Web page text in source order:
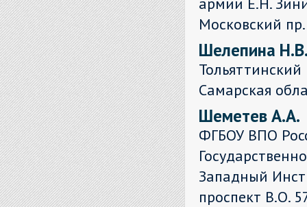
Московский
Шелепина
Самарская
Шеметев А.А.
ФГБОУ ВПО
Западный
проспект В.О.